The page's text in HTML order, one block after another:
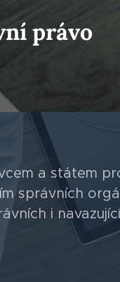
právo
a státem
správních
i